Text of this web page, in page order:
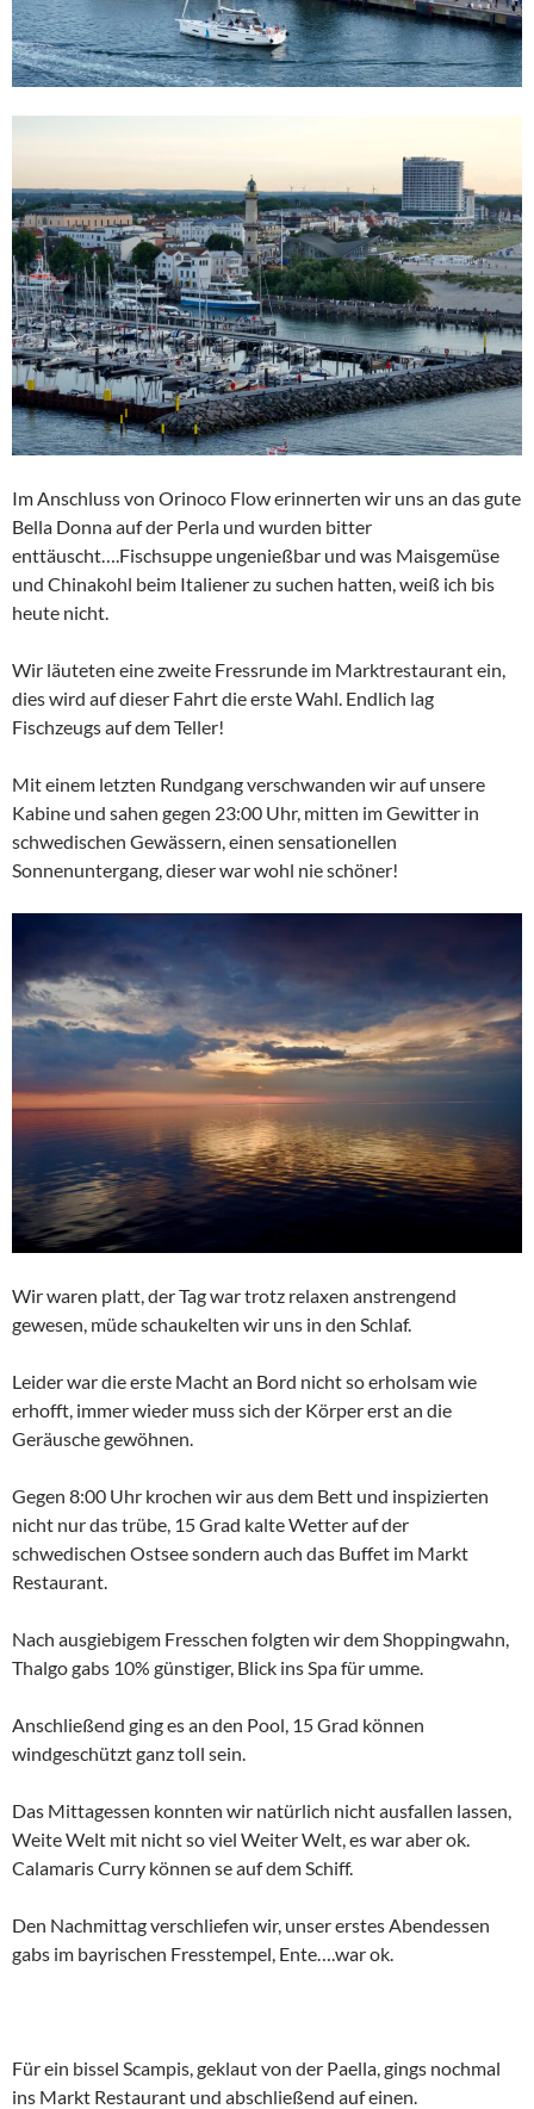
Im Anschluss von Orinoco Flow erinnerten wir uns an das gute
Bella Donna auf der Perla und wurden bitter
enttäuscht….Fischsuppe ungenießbar und was Maisgemüse
und Chinakohl beim Italiener zu suchen hatten, weiß ich bis
heute nicht.
Wir läuteten eine zweite Fressrunde im Marktrestaurant ein,
dies wird auf dieser Fahrt die erste Wahl. Endlich lag
Fischzeugs auf dem Teller!
Mit einem letzten Rundgang verschwanden wir auf unsere
Kabine und sahen gegen 23:00 Uhr, mitten im Gewitter in
schwedischen Gewässern, einen sensationellen
Sonnenuntergang, dieser war wohl nie schöner!
Wir waren platt, der Tag war trotz relaxen anstrengend
gewesen, müde schaukelten wir uns in den Schlaf.
Leider war die erste Macht an Bord nicht so erholsam wie
erhofft, immer wieder muss sich der Körper erst an die
Geräusche gewöhnen.
Gegen 8:00 Uhr krochen wir aus dem Bett und inspizierten
nicht nur das trübe, 15 Grad kalte Wetter auf der
schwedischen Ostsee sondern auch das Buffet im Markt
Restaurant.
Nach ausgiebigem Fresschen folgten wir dem Shoppingwahn,
Thalgo gabs 10% günstiger, Blick ins Spa für umme.
Anschließend ging es an den Pool, 15 Grad können
windgeschützt ganz toll sein.
Das Mittagessen konnten wir natürlich nicht ausfallen lassen,
Weite Welt mit nicht so viel Weiter Welt, es war aber ok.
Calamaris Curry können se auf dem Schiff.
Den Nachmittag verschliefen wir, unser erstes Abendessen
gabs im bayrischen Fresstempel, Ente….war ok.
Für ein bissel Scampis, geklaut von der Paella, gings nochmal
ins Markt Restaurant und abschließend auf einen.